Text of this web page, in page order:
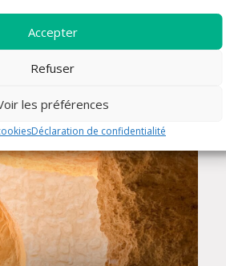
Accepter
Refuser
les préférences
Déclaration de confidentialité
Rameaux, de la
et de Pâques